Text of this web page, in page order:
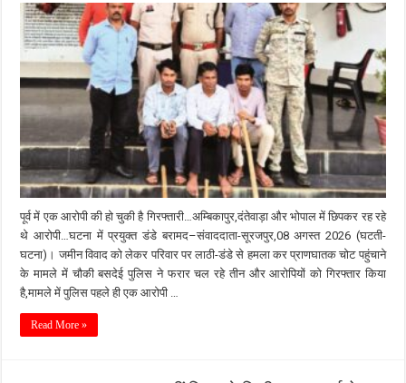
पूर्व में एक आरोपी की हो चुकी है गिरफ्तारी…अम्बिकापुर,दंतेवाड़ा और भोपाल में छिपकर रह रहे
थे आरोपी…घटना में प्रयुक्त डंडे बरामद–संवाददाता-सूरजपुर,08 अगस्त 2026 (घटती-
घटना)। जमीन विवाद को लेकर परिवार पर लाठी-डंडे से हमला कर प्राणघातक चोट पहुंचाने
के मामले में चौकी बसदेई पुलिस ने फरार चल रहे तीन और आरोपियों को गिरफ्तार किया
है,मामले में पुलिस पहले ही एक आरोपी …
Read More »